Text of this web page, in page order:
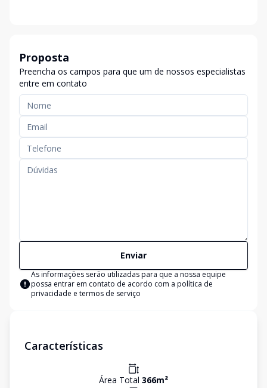
Proposta
Preencha os campos para que um de nossos especialistas
entre em contato
Enviar
As informações serão utilizadas para que a nossa equipe
possa entrar em contato de acordo com a política de
privacidade e termos de serviço
Características
Área Total 366m²